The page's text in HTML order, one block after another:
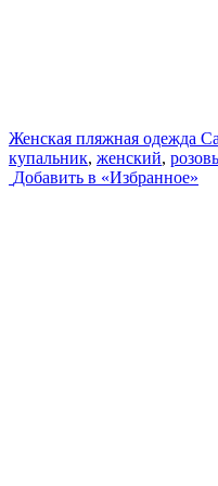
Женская пляжная одежда
купальник, женский,
Добавить в «Избранное»